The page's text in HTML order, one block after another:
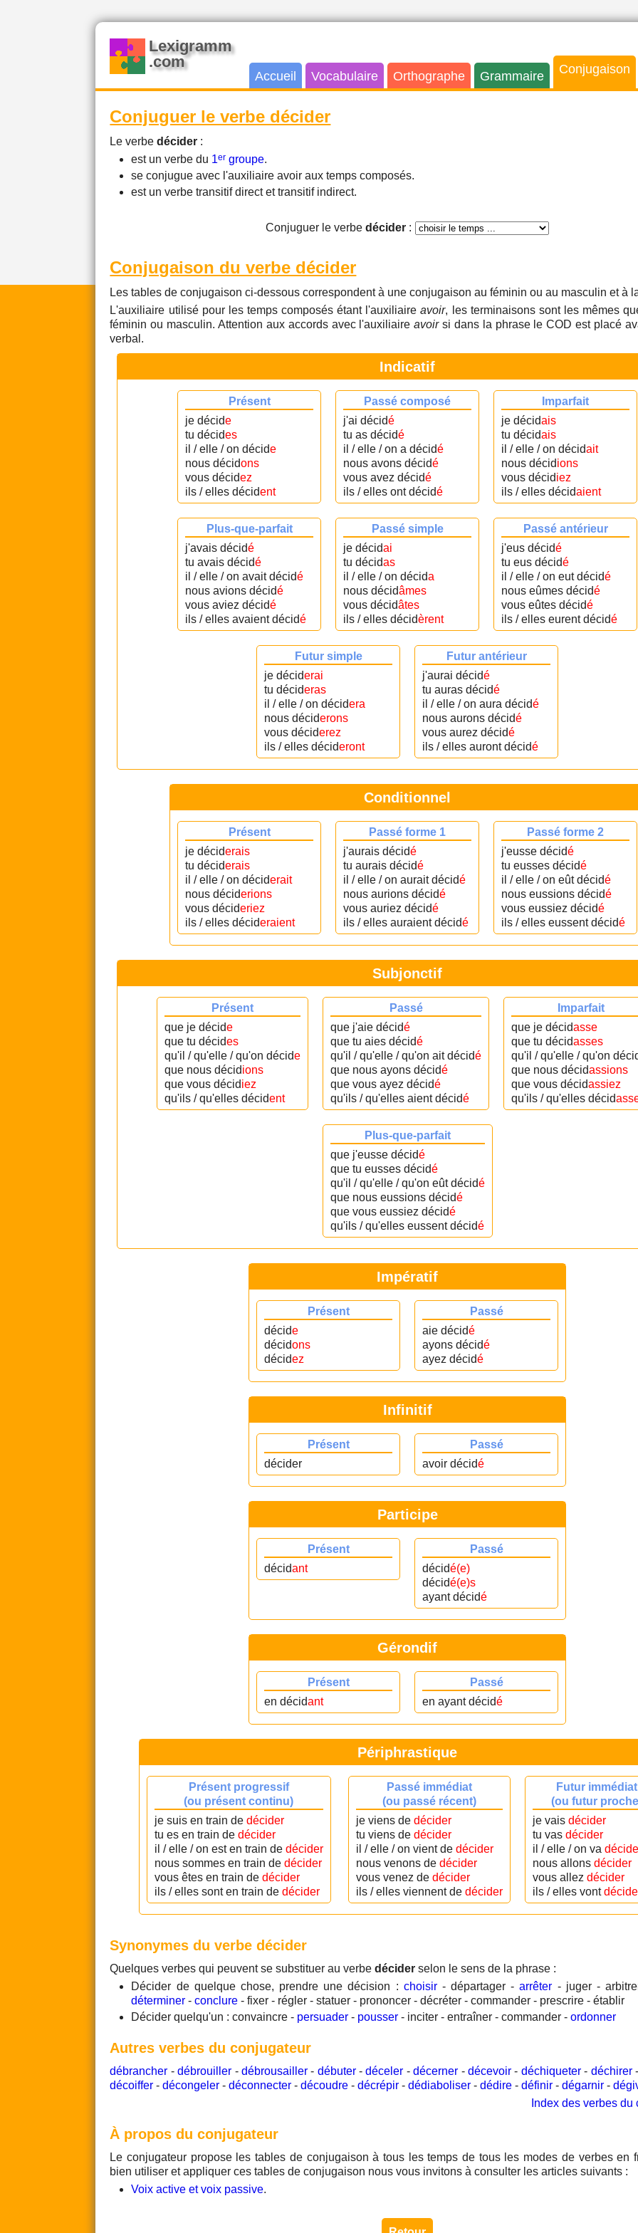
Lexigramm
.com
Accueil Vocabulaire Orthographe Grammaire Conjugaison
Conjuguer le verbe décider
Le verbedécider :
est un verbe du 1er groupe.
se conjugue avec l'auxiliaire avoir aux temps composés.
est un verbe transitif direct et transitif indirect.
Conjuguer le verbe décider :
Conjugaison du verbe décider
Les tables de conjugaison ci-dessous correspondent à une conjugaison au féminin ou au masculin et à
L'auxiliaire utilisé pour les temps composés étant l'auxiliaireavoir, les terminaisons sont les mêmes
féminin ou masculin. Attention aux accords avec l'auxiliaireavoirsi dans la phrase le COD est placé
verbal.
Indicatif
Présent
je décide
tu décides
il / elle / on décide
nous décidons
vous décidez
ils / elles décident
Passé composé
j'ai décidé
tu as décidé
il / elle / on a décidé
nous avons décidé
vous avez décidé
ils / elles ont décidé
Imparfait
je décidais
tu décidais
il / elle / on décidait
nous décidions
vous décidiez
ils / elles décidaient
Plus-que-parfait
j'avais décidé
tu avais décidé
il / elle / on avait décidé
nous avions décidé
vous aviez décidé
ils / elles avaient décidé
Passé simple
je décidai
tu décidas
il / elle / on décida
nous décidâmes
vous décidâtes
ils / elles décidèrent
Passé antérieur
j'eus décidé
tu eus décidé
il / elle / on eut décidé
nous eûmes décidé
vous eûtes décidé
ils / elles eurent décidé
Futur simple
je déciderai
tu décideras
il / elle / on décidera
nous déciderons
vous déciderez
ils / elles décideront
Futur antérieur
j'aurai décidé
tu auras décidé
il / elle / on aura décidé
nous aurons décidé
vous aurez décidé
ils / elles auront décidé
Conditionnel
Présent
je déciderais
tu déciderais
il / elle / on déciderait
nous déciderions
vous décideriez
ils / elles décideraient
Passé forme 1
j'aurais décidé
tu aurais décidé
il / elle / on aurait décidé
nous aurions décidé
vous auriez décidé
ils / elles auraient décidé
Passé forme 2
j'eusse décidé
tu eusses décidé
il / elle / on eût décidé
nous eussions décidé
vous eussiez décidé
ils / elles eussent décidé
Subjonctif
Présent
que je décide
que tu décides
qu'il / qu'elle / qu'on décide
que nous décidions
que vous décidiez
qu'ils / qu'elles décident
Passé
que j'aie décidé
que tu aies décidé
qu'il / qu'elle / qu'on ait décidé
que nous ayons décidé
que vous ayez décidé
qu'ils / qu'elles aient décidé
Imparfait
que je décidasse
que tu décidasses
qu'il / qu'elle / qu'on
que nous décidassions
que vous décidassiez
qu'ils / qu'elles décid
Plus-que-parfait
que j'eusse décidé
que tu eusses décidé
qu'il / qu'elle / qu'on eût décidé
que nous eussions décidé
que vous eussiez décidé
qu'ils / qu'elles eussent décidé
Impératif
Présent
décide
décidons
décidez
Passé
aie décidé
ayons décidé
ayez décidé
Infinitif
Présent
décider
Passé
avoir décidé
Participe
Présent
décidant
Passé
décidé(e)
décidé(e)s
ayant décidé
Gérondif
Présent
en décidant
Passé
en ayant décidé
Périphrastique
Présent progressif
(ou présent continu)
je suis en train de décider
tu es en train de décider
il / elle / on est en train de décider
nous sommes en train de décider
vous êtes en train de décider
ils / elles sont en train de décider
Passé immédiat
(ou passé récent)
je viens de décider
tu viens de décider
il / elle / on vient de décider
nous venons de décider
vous venez de décider
ils / elles viennent de décider
Futur immédiat
(ou futur
je vais décider
tu vas décider
il / elle / on va
nous allons décider
vous allez décider
ils / elles vont
Synonymes du verbe décider
Quelques verbes qui peuvent se substituer au verbedécider selon le sens de la phrase :
Décider de quelque chose, prendre une décision : choisir- départager -arrêter - juger -
déterminer -conclure - fixer - régler - statuer - prononcer - décréter - commander - prescrire - établir
Décider quelqu'un : convaincre - persuader - pousser - inciter - entraîner - commander -ordonner
Autres verbes du conjugateur
débrancher -débrouiller - débrousailler- débuter-déceler -décerner - décevoir - déchiqueter- déchirer
décoiffer -décongeler -déconnecter -découdre -décrépir -dédiaboliser -dédire -définir -dégarnir -
Index des verbes du
À propos du conjugateur
Le conjugateur propose les tables de conjugaison à tous les temps de tous les modes de verbes en
bien utiliser et appliquer ces tables de conjugaison nous vous invitons à consulter les articles suivants :
Voix active et voix passive.